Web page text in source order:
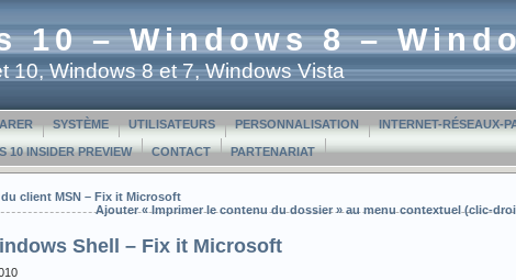
10 – Windows 8 –
10, Windows 8 et 7, Windows Vista
SYSTÈME UTILISATEURS PERSONNALISATION INTERNET-RÉSEAUX-
10 INSIDER PREVIEW CONTACT PARTENARIAT
client MSN – Fix it Microsoft
Ajouter « Imprimer le contenu du dossier » au menu contextuel (clic-
Shell – Fix it Microsoft